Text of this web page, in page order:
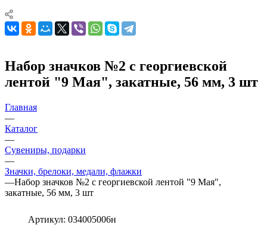
Набор значков №2 с георгиевской
лентой "9 Мая", закатные, 56 мм, 3 шт
Главная
—
Каталог
—
Сувениры, подарки
—
Значки, брелоки, медали, флажки
—Набор значков №2 с георгиевской лентой "9 Мая",
закатные, 56 мм, 3 шт
Артикул: 034005006н